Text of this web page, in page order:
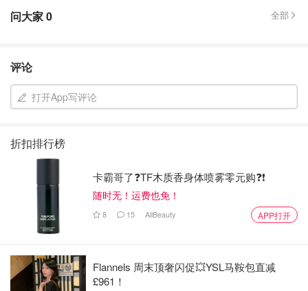
问大家0 全部
评论
打开App写评论
折扣排行榜
卡霸哥了❓TF木质香身体喷雾零元购❓❗
随时无！运费也免！
8 15 AllBeauty APP打开
Flannels 周末顶奢闪促💥YSL马鞍包直减
£961！